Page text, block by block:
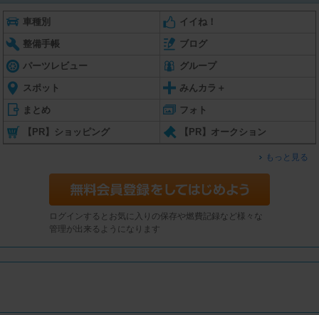
車種別 イイね！
整備手帳 ブログ
パーツレビュー グループ
スポット みんカラ＋
まとめ フォト
【PR】ショッピング 【PR】オークション
もっと見る
ログインするとお気に入りの保存や燃費記録など様々な
管理が出来るようになります